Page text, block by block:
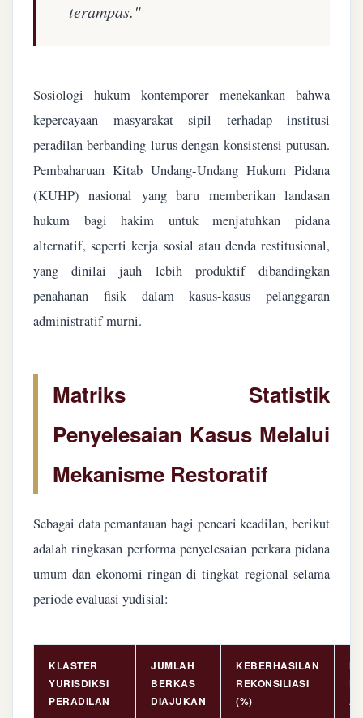
terampas."
Sosiologi hukum kontemporer menekankan bahwa
kepercayaan masyarakat sipil terhadap institusi
peradilan berbanding lurus dengan konsistensi putusan.
Pembaharuan Kitab Undang-Undang Hukum Pidana
(KUHP) nasional yang baru memberikan landasan
hukum bagi hakim untuk menjatuhkan pidana
alternatif, seperti kerja sosial atau denda restitusional,
yang dinilai jauh lebih produktif dibandingkan
penahanan fisik dalam kasus-kasus pelanggaran
administratif murni.
Matriks Statistik
Penyelesaian Kasus Melalui
Mekanisme Restoratif
Sebagai data pemantauan bagi pencari keadilan, berikut
adalah ringkasan performa penyelesaian perkara pidana
umum dan ekonomi ringan di tingkat regional selama
periode evaluasi yudisial:
KLASTER
YURISDIKSI
PERADILAN
JUMLAH
BERKAS
DIAJUKAN
KEBERHASILAN
REKONSILIASI
(%)